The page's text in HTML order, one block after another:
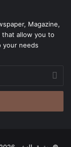
Magazine,
that allow you to
needs.
أدخل
بريدك
الإلكتروني